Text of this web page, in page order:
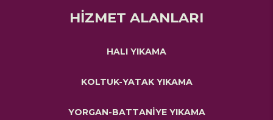
HİZMET ALANLARI
HALI YIKAMA
KOLTUK-YATAK YIKAMA
YORGAN-BATTANİYE YIKAMA